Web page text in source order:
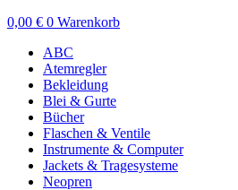
0,00 € 0 Warenkorb
ABC
Atemregler
Bekleidung
Blei & Gurte
Bücher
Flaschen & Ventile
Instrumente & Computer
Jackets & Tragesysteme
Neopren